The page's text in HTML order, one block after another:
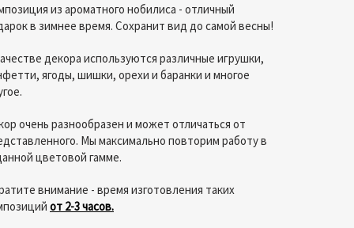
из ароматного нобилиса - отличный
в зимнее время. Сохранит вид до самой весны!
декора используются различные игрушки,
ягоды, шишки, орехи и баранки и многое
очень разнообразен и может отличаться от
Мы максимально повторим работу в
цветовой гамме.
внимание - время изготовления таких
от 2-3 часов.